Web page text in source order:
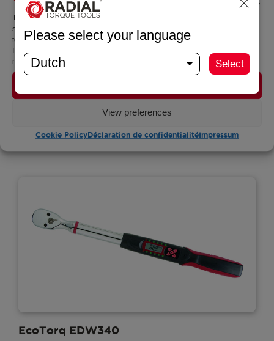
To provide the best experiences, we use technologies such as cookies to
store and/or access information about your device. By agreeing to these
technologies, we can process data such as browsing behavior or unique
IDs on this site. If you do not give consent or withdraw your consent, this
may have a detrimental effect on certain features and functionalities.
View preferences
Cookie Policy Déclaration de confidentialitéImpressum
Please select your language
Dutch
Select
EcoTorq EDW200
Plage: 10 – 200 Nm
Voir
EcoTorq EDW340